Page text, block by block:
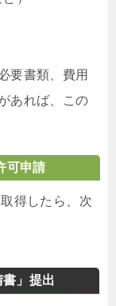
要書類、費用
あれば、この
可申請
得したら、次
」提出